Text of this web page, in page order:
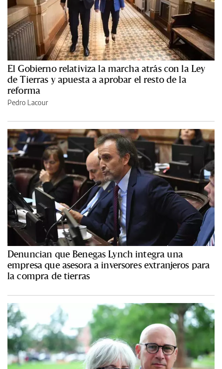
El Gobierno relativiza la marcha atrás con la Ley
de Tierras y apuesta a aprobar el resto de la
reforma
Pedro Lacour
Denuncian que Benegas Lynch integra una
empresa que asesora a inversores extranjeros para
la compra de tierras